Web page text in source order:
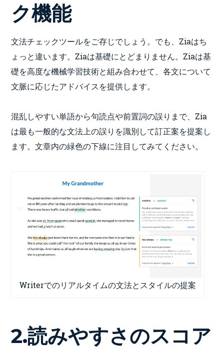
ク機能
文法チェックツールをご存じでしょう。でも、Ziaはち
ょっと違います。Ziaは基礎にとどまりません。Ziaは基
礎を高度な機械学習技術と組み合わせて、各文について
文脈に応じたアドバイスを提供します。
混乱しやすい単語から句読点や前置詞の誤りまで、Zia
は最も一般的な文法上の誤りを識別して訂正案を提案し
ます。文章内の緑色の下線に注目してみてください。
Writerでのリアルタイムの文法とスタイルの提案
2.読みやすさのスコア